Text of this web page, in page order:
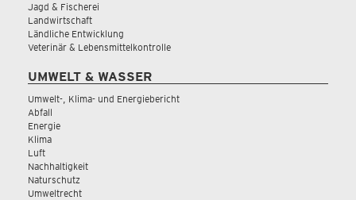
Jagd & Fischerei
Landwirtschaft
Ländliche Entwicklung
Veterinär & Lebensmittelkontrolle
UMWELT & WASSER
Umwelt-, Klima- und Energiebericht
Abfall
Energie
Klima
Luft
Nachhaltigkeit
Naturschutz
Umweltrecht